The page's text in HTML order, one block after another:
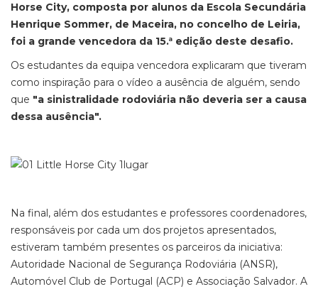
Horse City, composta por alunos da Escola Secundária
Henrique Sommer, de Maceira, no concelho de Leiria,
foi a grande vencedora da 15.ª edição deste desafio.
Os estudantes da equipa vencedora explicaram que tiveram
como inspiração para o vídeo a ausência de alguém, sendo
que "a sinistralidade rodoviária não deveria ser a causa
dessa ausência".
Na final, além dos estudantes e professores coordenadores,
responsáveis por cada um dos projetos apresentados,
estiveram também presentes os parceiros da iniciativa:
Autoridade Nacional de Segurança Rodoviária (ANSR),
Automóvel Club de Portugal (ACP) e Associação Salvador. A